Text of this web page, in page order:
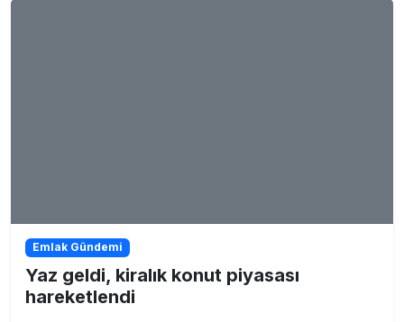
Emlak Gündemi
Yaz geldi, kiralık konut piyasası
hareketlendi